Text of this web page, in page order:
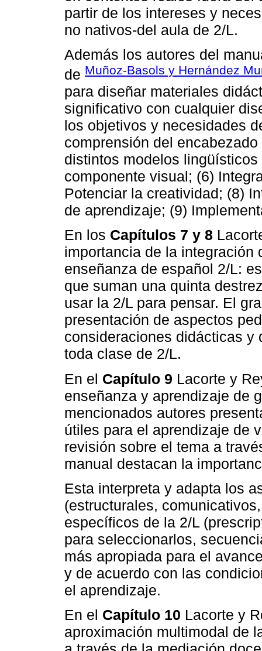
partir de los intereses y
no nativos-del aula de 2/L.
Además los autores del
de Muñoz-Basols y Hernández
para diseñar materiales
significativo con cualquier
los objetivos y necesidades
comprensión del
distintos modelos
componente visual; (6)
Potenciar la creatividad; (8)
de aprendizaje; (9)
En los Capítulos 7 y 8
importancia de la
enseñanza de español 2/L:
que suman una quinta
usar la 2/L para pensar. El
presentación de aspectos
consideraciones didácticas y
toda clase de 2/L.
En el Capítulo 9 Lacorte y
enseñanza y aprendizaje de
mencionados autores
útiles para el aprendizaje de
revisión sobre el tema a
manual destacan la
Esta interpreta y adapta los
(estructurales,
específicos de la 2/L
para seleccionarlos,
más apropiada para el
y de acuerdo con las
el aprendizaje.
En el Capítulo 10 Lacorte y
aproximación multimodal de